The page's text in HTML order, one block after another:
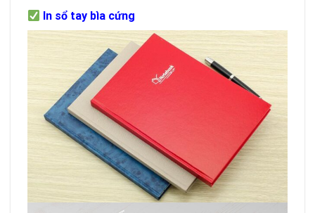
In sổ tay bìa cứng